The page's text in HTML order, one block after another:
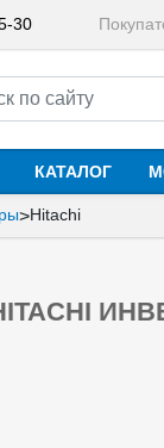
30
КАТАЛОГ
>Hitachi